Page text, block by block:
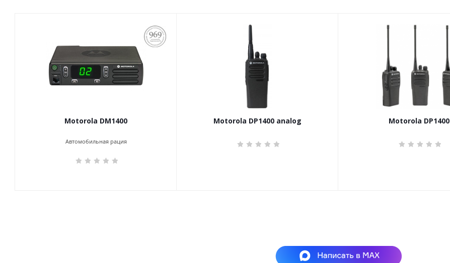
ПОСТАНОВЛЕНИЕ
969
Motorola DM1400
Автомобильная рация
Motorola DP1400 analog Motorola DP1400